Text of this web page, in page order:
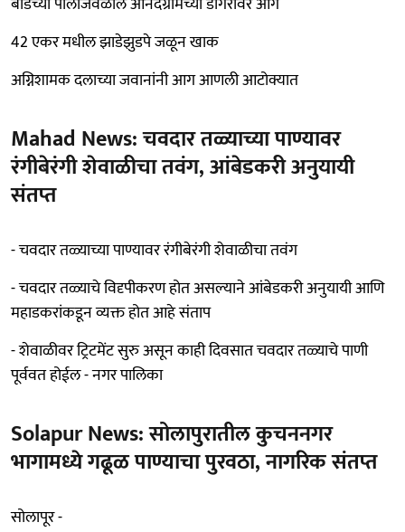
42 एकर मधील झाडेझुडपे जळून खाक
अग्निशामक दलाच्या जवानांनी आग आणली आटोक्यात
Mahad News: चवदार तळ्याच्या पाण्यावर
रंगीबेरंगी शेवाळीचा तवंग, आंबेडकरी अनुयायी
संतप्त
- चवदार तळ्याच्या पाण्यावर रंगीबेरंगी शेवाळीचा तवंग
- चवदार तळ्याचे विदृपीकरण होत असल्याने आंबेडकरी अनुयायी आणि
महाडकरांकडून व्यक्त होत आहे संताप
- शेवाळीवर ट्रिटमेंट सुरु असून काही दिवसात चवदार तळ्याचे पाणी
पूर्ववत होईल - नगर पालिका
Solapur News: सोलापुरातील कुचननगर
भागामध्ये गढूळ पाण्याचा पुरवठा, नागरिक संतप्त
सोलापूर -